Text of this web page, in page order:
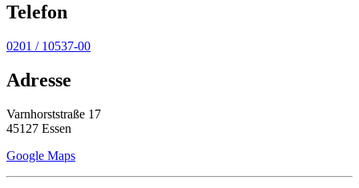
Telefon
0201 / 10537-00
Adresse
Varnhorststraße 17
45127 Essen
Google Maps